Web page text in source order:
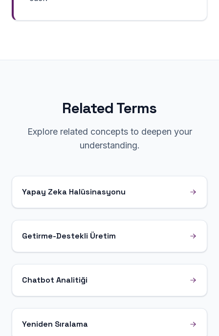
Related Terms
Explore related concepts to deepen your
understanding.
Yapay Zeka Halüsinasyonu
Getirme-Destekli Üretim
Chatbot Analitiği
Yeniden Sıralama